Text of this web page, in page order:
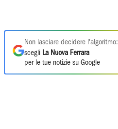
Non lasciare decidere l'algoritmo:
scegli La Nuova Ferrara
per le tue notizie su Google